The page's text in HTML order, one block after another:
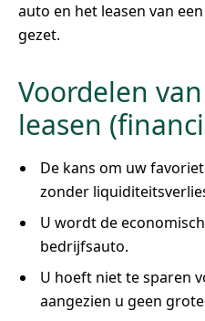
auto en het leasen van
gezet.
Voordelen
leasen
De kans om uw
zonder
U wordt de
bedrijfsauto.
U hoeft niet te sparen
aangezien u geen